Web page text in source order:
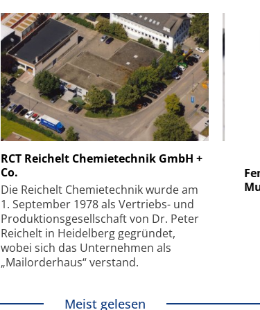
RCT Reichelt Chemietechnik GmbH +
Co.
Die Reichelt Chemietechnik wurde am
1. September 1978 als Vertriebs- und
Produktionsgesellschaft von Dr. Peter
Reichelt in Heidelberg gegründet,
wobei sich das Unternehmen als
„Mailorderhaus“ verstand.
SmarAct GmbH
kleinstem Raum
Meist gelesen